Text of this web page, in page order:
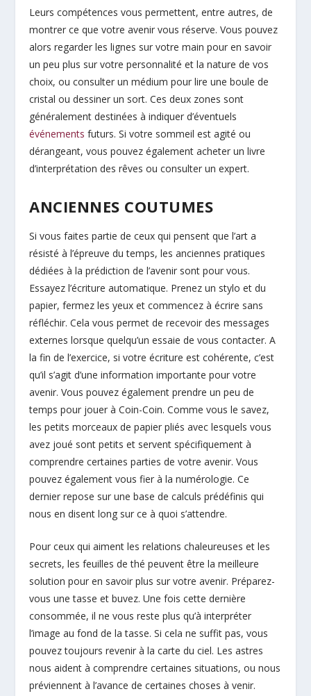
Leurs compétences vous permettent, entre autres, de
montrer ce que votre avenir vous réserve. Vous pouvez
alors regarder les lignes sur votre main pour en savoir
un peu plus sur votre personnalité et la nature de vos
choix, ou consulter un médium pour lire une boule de
cristal ou dessiner un sort. Ces deux zones sont
généralement destinées à indiquer d’éventuels
événements futurs. Si votre sommeil est agité ou
dérangeant, vous pouvez également acheter un livre
d’interprétation des rêves ou consulter un expert.
ANCIENNES COUTUMES
Si vous faites partie de ceux qui pensent que l’art a
résisté à l’épreuve du temps, les anciennes pratiques
dédiées à la prédiction de l’avenir sont pour vous.
Essayez l’écriture automatique. Prenez un stylo et du
papier, fermez les yeux et commencez à écrire sans
réfléchir. Cela vous permet de recevoir des messages
externes lorsque quelqu’un essaie de vous contacter. A
la fin de l’exercice, si votre écriture est cohérente, c’est
qu’il s’agit d’une information importante pour votre
avenir. Vous pouvez également prendre un peu de
temps pour jouer à Coin-Coin. Comme vous le savez,
les petits morceaux de papier pliés avec lesquels vous
avez joué sont petits et servent spécifiquement à
comprendre certaines parties de votre avenir. Vous
pouvez également vous fier à la numérologie. Ce
dernier repose sur une base de calculs prédéfinis qui
nous en disent long sur ce à quoi s’attendre.
Pour ceux qui aiment les relations chaleureuses et les
secrets, les feuilles de thé peuvent être la meilleure
solution pour en savoir plus sur votre avenir. Préparez-
vous une tasse et buvez. Une fois cette dernière
consommée, il ne vous reste plus qu’à interpréter
l’image au fond de la tasse. Si cela ne suffit pas, vous
pouvez toujours revenir à la carte du ciel. Les astres
nous aident à comprendre certaines situations, ou nous
préviennent à l’avance de certaines choses à venir.